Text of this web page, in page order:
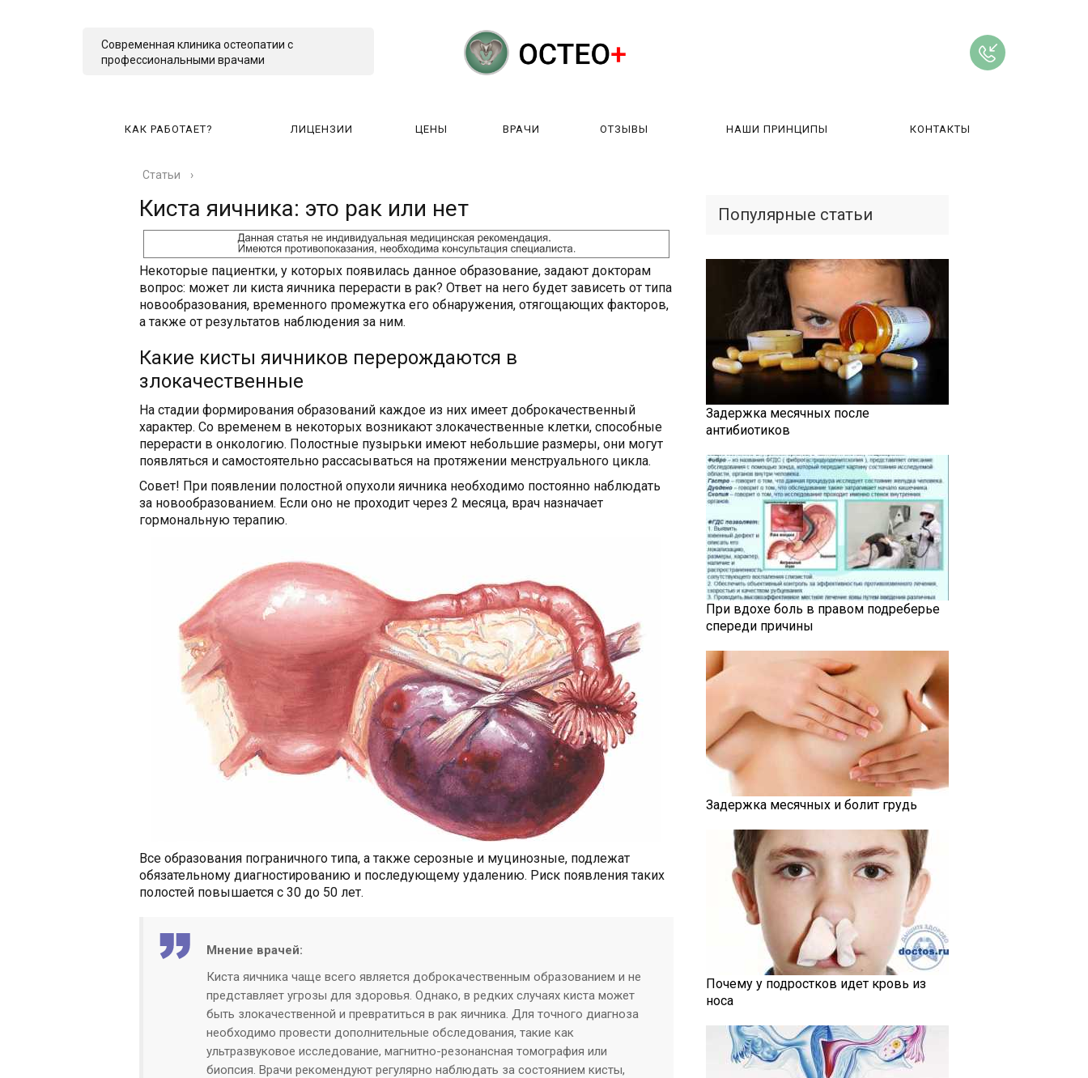
Современная клиника остеопатии с
профессиональными врачами
КАК РАБОТАЕТ? ЛИЦЕНЗИИ ЦЕНЫ ВРАЧИ ОТЗЫВЫ НАШИ ПРИНЦИПЫ КОНТАКТЫ
Статьи ›
Киста яичника: это рак или нет
Некоторые пациентки, у которых появилась данное образование, задают докторам
вопрос: может ли киста яичника перерасти в рак? Ответ на него будет зависеть от типа
новообразования, временного промежутка его обнаружения, отягощающих факторов,
а также от результатов наблюдения за ним.
Какие кисты яичников перерождаются в
злокачественные
На стадии формирования образований каждое из них имеет доброкачественный
характер. Со временем в некоторых возникают злокачественные клетки, способные
перерасти в онкологию. Полостные пузырьки имеют небольшие размеры, они могут
появляться и самостоятельно рассасываться на протяжении менструального цикла.
Совет! При появлении полостной опухоли яичника необходимо постоянно наблюдать
за новообразованием. Если оно не проходит через 2 месяца, врач назначает
гормональную терапию.
Все образования пограничного типа, а также серозные и муцинозные, подлежат
обязательному диагностированию и последующему удалению. Риск появления таких
полостей повышается с 30 до 50 лет.
Мнение врачей:
Киста яичника чаще всего является доброкачественным образованием и не
представляет угрозы для здоровья. Однако, в редких случаях киста может
быть злокачественной и превратиться в рак яичника. Для точного диагноза
необходимо провести дополнительные обследования, такие как
ультразвуковое исследование, магнитно-резонансная томография или
биопсия. Врачи рекомендуют регулярно наблюдать за состоянием кисты,
Популярные статьи
Задержка месячных после
антибиотиков
При вдохе боль в правом подреберье
спереди причины
Задержка месячных и болит грудь
Почему у подростков идет кровь из
носа